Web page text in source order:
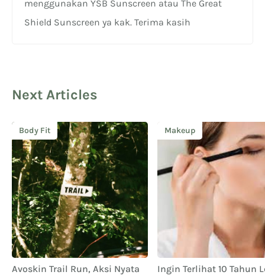
menggunakan YSB Sunscreen atau The Great
Shield Sunscreen ya kak. Terima kasih
Next Articles
Body Fit
Avoskin Trail Run, Aksi Nyata
Makeup
Ingin Terlihat 10 Tahun